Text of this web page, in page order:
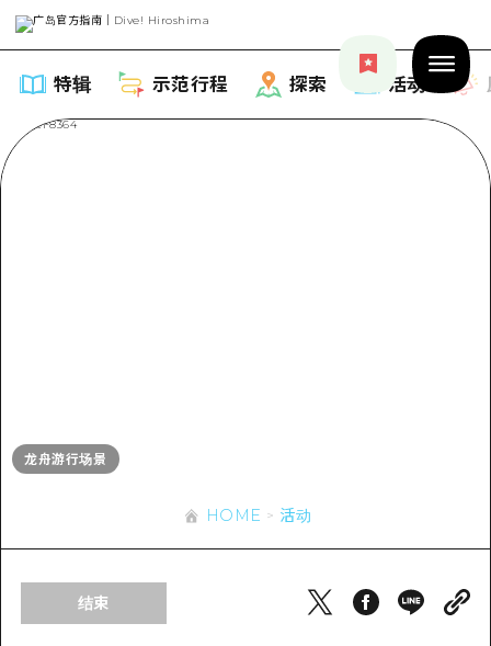
特辑 示范行程 探索 活动
骑自行车
安艺
答对了
应时信息
列表
HOME
HOME 活动
结束
龙舟游行场景